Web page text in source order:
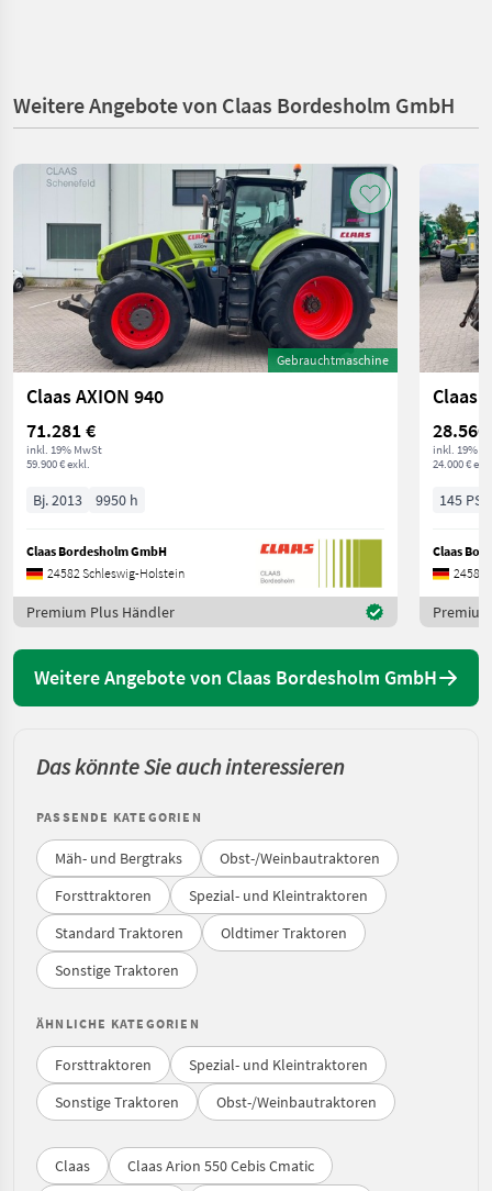
Weitere Angebote von Claas Bordesholm GmbH
Gebrauchtmaschine
Claas AXION 940
71.281 €
inkl. 19% MwSt
59.900 € exkl.
Bj. 2013 9950 h
Claas Bordesholm GmbH
24582 Schleswig-Holstein
Premium Plus Händler
Claas
28.560
inkl. 19%
24.000 €
145
Claas
24582
Weitere Angebote von Claas Bordesholm GmbH
Das könnte Sie auch interessieren
PASSENDE KATEGORIEN
Mäh- und Bergtraks
Obst-/Weinbautraktoren
Forsttraktoren
Spezial- und Kleintraktoren
Standard Traktoren
Oldtimer Traktoren
Sonstige Traktoren
ÄHNLICHE KATEGORIEN
Forsttraktoren
Spezial- und Kleintraktoren
Sonstige Traktoren
Obst-/Weinbautraktoren
Claas
Claas Arion 550 Cebis Cmatic